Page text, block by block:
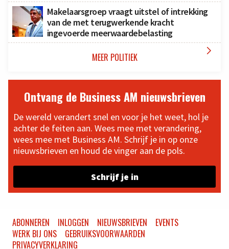
Makelaarsgroep vraagt uitstel of intrekking
van de met terugwerkende kracht
ingevoerde meerwaardebelasting
MEER POLITIEK 
Ontvang de Business AM nieuwsbrieven
De wereld verandert snel en voor je het weet, hol je
achter de feiten aan. Wees mee met verandering,
wees mee met Business AM. Schrijf je in op onze
nieuwsbrieven en houd de vinger aan de pols.
Schrijf je in
ABONNEREN INLOGGEN NIEUWSBRIEVEN
EVENTS
WERK BIJ ONS
GEBRUIKSVOORWAARDEN
PRIVACYVERKLARING